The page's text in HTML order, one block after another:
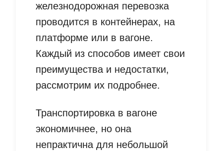
железнодорожная перевозка
проводится в контейнерах, на
платформе или в вагоне.
Каждый из способов имеет свои
преимущества и недостатки,
рассмотрим их подробнее.
Транспортировка в вагоне
экономичнее, но она
непрактична для небольшой